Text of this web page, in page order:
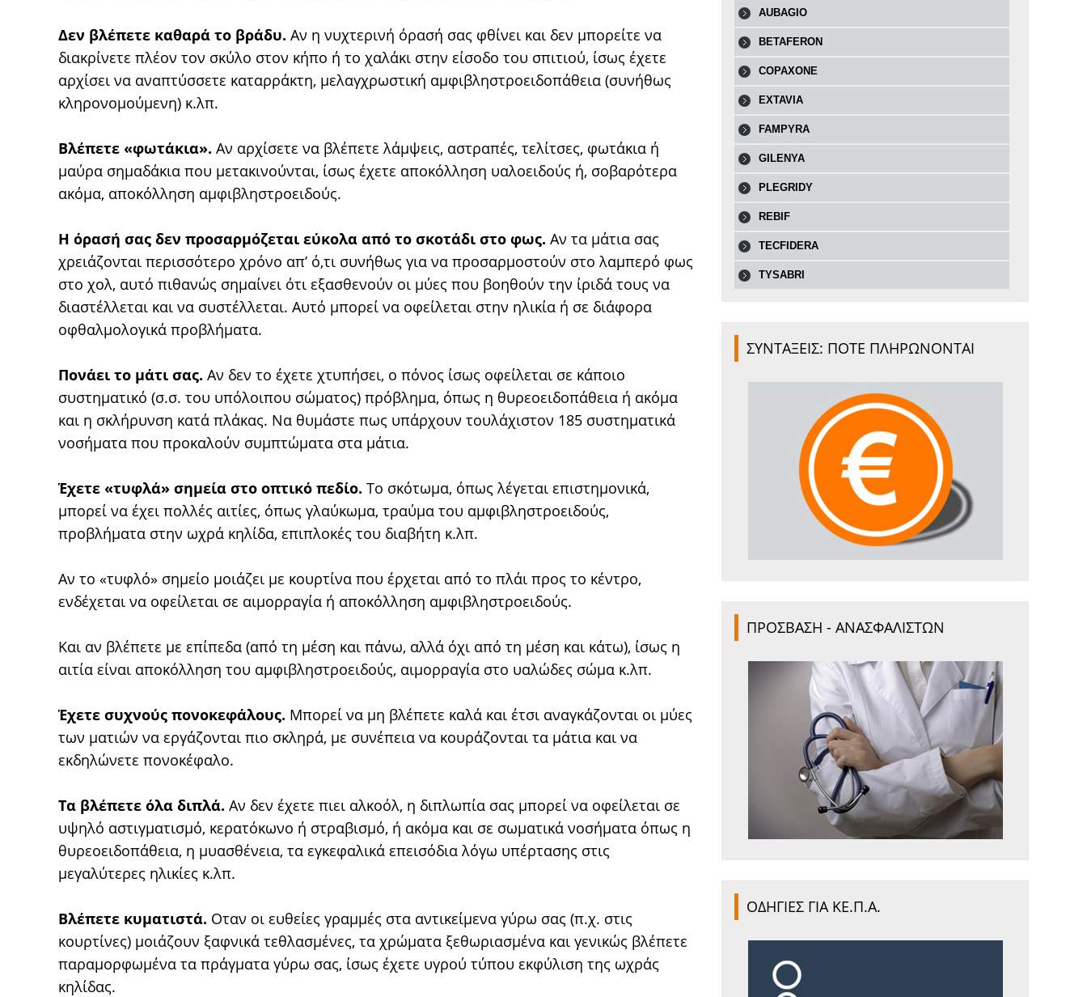
Δεν βλέπετε καθαρά το βράδυ. Αν η νυχτερινή όρασή σας φθίνει και δεν μπορείτε να
διακρίνετε πλέον τον σκύλο στον κήπο ή το χαλάκι στην είσοδο του σπιτιού, ίσως έχετε
αρχίσει να αναπτύσσετε καταρράκτη, μελαγχρωστική αμφιβληστροειδοπάθεια (συνήθως
κληρονομούμενη) κ.λπ.
Βλέπετε «φωτάκια». Αν αρχίσετε να βλέπετε λάμψεις, αστραπές, τελίτσες, φωτάκια ή
μαύρα σημαδάκια που μετακινούνται, ίσως έχετε αποκόλληση υαλοειδούς ή, σοβαρότερα
ακόμα, αποκόλληση αμφιβληστροειδούς.
Η όρασή σας δεν προσαρμόζεται εύκολα από το σκοτάδι στο φως. Αν τα μάτια σας
χρειάζονται περισσότερο χρόνο απ’ ό,τι συνήθως για να προσαρμοστούν στο λαμπερό φως
στο χολ, αυτό πιθανώς σημαίνει ότι εξασθενούν οι μύες που βοηθούν την ίριδά τους να
διαστέλλεται και να συστέλλεται. Αυτό μπορεί να οφείλεται στην ηλικία ή σε διάφορα
οφθαλμολογικά προβλήματα.
Πονάει το μάτι σας. Αν δεν το έχετε χτυπήσει, ο πόνος ίσως οφείλεται σε κάποιο
συστηματικό (σ.σ. του υπόλοιπου σώματος) πρόβλημα, όπως η θυρεοειδοπάθεια ή ακόμα
και η σκλήρυνση κατά πλάκας. Να θυμάστε πως υπάρχουν τουλάχιστον 185 συστηματικά
νοσήματα που προκαλούν συμπτώματα στα μάτια.
Έχετε «τυφλά» σημεία στο οπτικό πεδίο. Το σκότωμα, όπως λέγεται επιστημονικά,
μπορεί να έχει πολλές αιτίες, όπως γλαύκωμα, τραύμα του αμφιβληστροειδούς,
προβλήματα στην ωχρά κηλίδα, επιπλοκές του διαβήτη κ.λπ.
Αν το «τυφλό» σημείο μοιάζει με κουρτίνα που έρχεται από το πλάι προς το κέντρο,
ενδέχεται να οφείλεται σε αιμορραγία ή αποκόλληση αμφιβληστροειδούς.
Και αν βλέπετε με επίπεδα (από τη μέση και πάνω, αλλά όχι από τη μέση και κάτω), ίσως η
αιτία είναι αποκόλληση του αμφιβληστροειδούς, αιμορραγία στο υαλώδες σώμα κ.λπ.
Έχετε συχνούς πονοκεφάλους. Μπορεί να μη βλέπετε καλά και έτσι αναγκάζονται οι μύες
των ματιών να εργάζονται πιο σκληρά, με συνέπεια να κουράζονται τα μάτια και να
εκδηλώνετε πονοκέφαλο.
Τα βλέπετε όλα διπλά. Αν δεν έχετε πιει αλκοόλ, η διπλωπία σας μπορεί να οφείλεται σε
υψηλό αστιγματισμό, κερατόκωνο ή στραβισμό, ή ακόμα και σε σωματικά νοσήματα όπως η
θυρεοειδοπάθεια, η μυασθένεια, τα εγκεφαλικά επεισόδια λόγω υπέρτασης στις
μεγαλύτερες ηλικίες κ.λπ.
Βλέπετε κυματιστά. Οταν οι ευθείες γραμμές στα αντικείμενα γύρω σας (π.χ. στις
κουρτίνες) μοιάζουν ξαφνικά τεθλασμένες, τα χρώματα ξεθωριασμένα και γενικώς βλέπετε
παραμορφωμένα τα πράγματα γύρω σας, ίσως έχετε υγρού τύπου εκφύλιση της ωχράς
κηλίδας.
AUBAGIO
BETAFERON
COPAXONE
EXTAVIA
FAMPYRA
GILENYA
PLEGRIDY
REBIF
TECFIDERA
TYSABRI
ΣΥΝΤΑΞΕΙΣ: ΠΟΤΕ ΠΛΗΡΩΝΟΝΤΑΙ
ΠΡΟΣΒΑΣΗ - ΑΝΑΣΦΑΛΙΣΤΩΝ
ΟΔΗΓΙΕΣ ΓΙΑ ΚΕ.Π.Α.